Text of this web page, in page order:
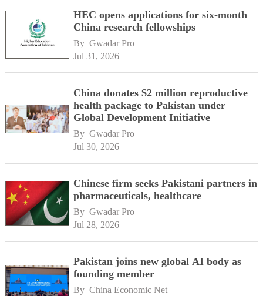
HEC opens applications for six-month
China research fellowships
By Gwadar Pro
Jul 31, 2026
China donates $2 million reproductive
health package to Pakistan under
Global Development Initiative
By Gwadar Pro
Jul 30, 2026
Chinese firm seeks Pakistani partners in
pharmaceuticals, healthcare
By Gwadar Pro
Jul 28, 2026
Pakistan joins new global AI body as
founding member
By China Economic Net